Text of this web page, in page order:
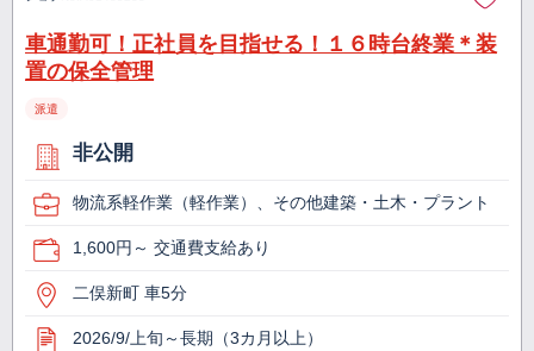
車通勤可！正社員を目指せる！１６時台終業＊装
置の保全管理
派遣
非公開
物流系軽作業（軽作業）、その他建築・土木・プラント
1,600円～ 交通費支給あり
二俣新町 車5分
2026/9/上旬～長期（3カ月以上）